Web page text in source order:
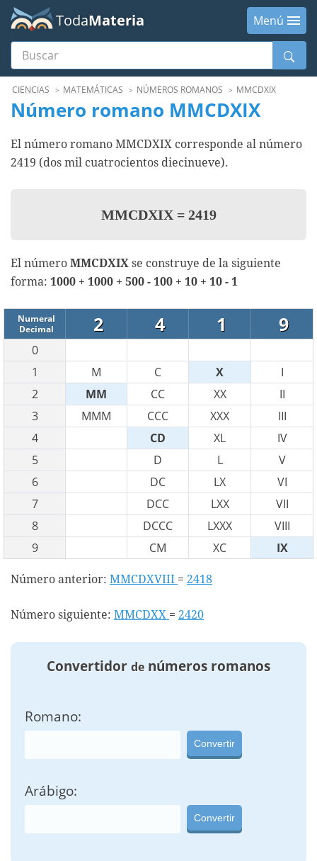
TodaMateria
Menú
Buscar
MenúCIENCIAS MATEMÁTICAS NÚMEROS ROMANOS MMCDXIX
Número romano MMCDXIX
El número romano MMCDXIX corresponde al número
2419 (dos mil cuatrocientos diecinueve).
MMCDXIX =2419
El número MMCDXIX se construye de la siguiente
forma: 1000 + 1000 + 500 - 100 + 10 + 10 - 1
Numeral
Decimal
2 4 1 9
0
1
M C X
I
2
MM CC XX
II
3
MMM CCC XXX
III
4
CD XL
IV
5
D L
V
6
DC LX
VI
7
DCC LXX
VII
8
DCCC LXXX
VIII
9
CM XC IX
Número anterior: MMCDXVIII = 2418
Número siguiente: MMCDXX = 2420
Convertidor de números romanos
Romano:
Convertir
Arábigo:
Convertir